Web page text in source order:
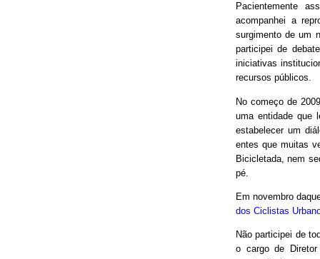
Pacientemente
acompanhei a
surgimento de um
participei de
iniciativas
recursos públicos.
No começo de
uma entidade que
estabelecer um
entes que muitas
Bicicletada, nem
pé.
Em novembro
dos Ciclistas
Não participei de
o cargo de